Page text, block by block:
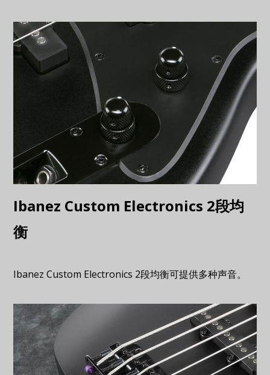
Ibanez Custom Electronics 2段均
衡
Ibanez Custom Electronics 2段均衡可提供多种声音。